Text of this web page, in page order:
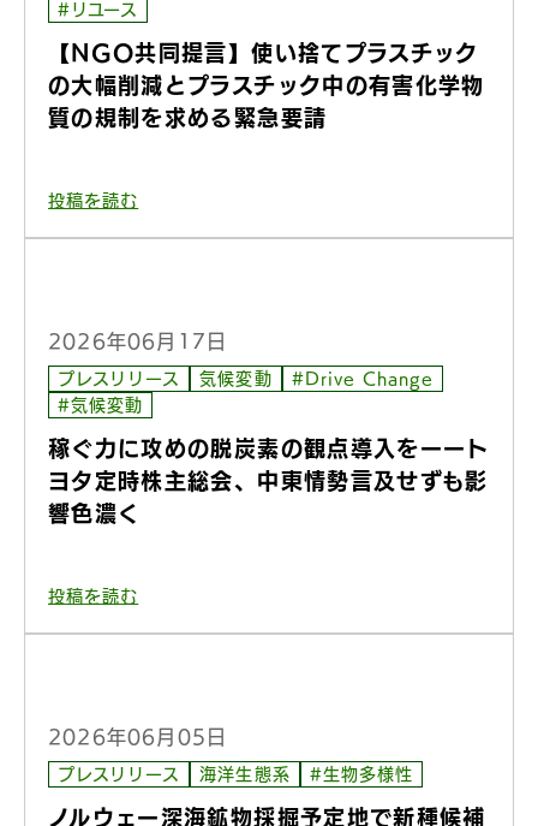
#リユース
【NGO共同提言】使い捨てプラスチック
の大幅削減とプラスチック中の有害化学物
質の規制を求める緊急要請
投稿を読む
2026年06月17日
プレスリリース 気候変動
#Drive Change
#気候変動
稼ぐ力に攻めの脱炭素の観点導入をーート
ヨタ定時株主総会、中東情勢言及せずも影
響色濃く
投稿を読む
2026年06月05日
プレスリリース 海洋生態系 #生物多様性
ノルウェー深海鉱物採掘予定地で新種候補